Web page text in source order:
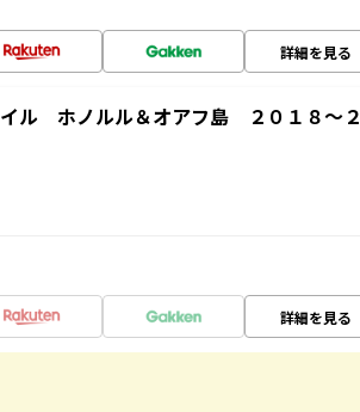
詳細を見る
ル ホノルル＆オアフ島 ２０１８～
詳細を見る